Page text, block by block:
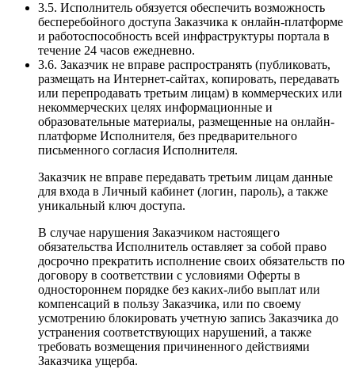
3.5. Исполнитель обязуется обеспечить возможность
бесперебойного доступа Заказчика к онлайн-платформе
и работоспособность всей инфраструктуры портала в
течение 24 часов ежедневно.
3.6. Заказчик не вправе распространять (публиковать,
размещать на Интернет-сайтах, копировать, передавать
или перепродавать третьим лицам) в коммерческих или
некоммерческих целях информационные и
образовательные материалы, размещенные на онлайн-
платформе Исполнителя, без предварительного
письменного согласия Исполнителя.
Заказчик не вправе передавать третьим лицам данные
для входа в Личный кабинет (логин, пароль), а также
уникальный ключ доступа.
В случае нарушения Заказчиком настоящего
обязательства Исполнитель оставляет за собой право
досрочно прекратить исполнение своих обязательств по
договору в соответствии с условиями Оферты в
одностороннем порядке без каких-либо выплат или
компенсаций в пользу Заказчика, или по своему
усмотрению блокировать учетную запись Заказчика до
устранения соответствующих нарушений, а также
требовать возмещения причиненного действиями
Заказчика ущерба.